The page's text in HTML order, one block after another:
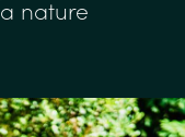
nature